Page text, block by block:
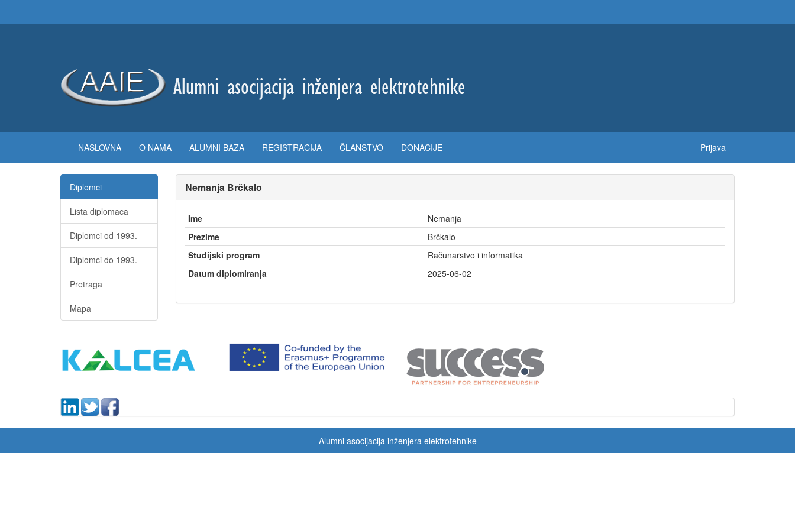
NASLOVNA O NAMA ALUMNI BAZA REGISTRACIJA ČLANSTVO DONACIJE Prijava
Diplomci
Lista diplomaca
Diplomci od 1993.
Diplomci do 1993.
Pretraga
Mapa
Nemanja Brčkalo
Ime
Nemanja
Prezime
Brčkalo
Studijski program
Računarstvo i informatika
Datum diplomiranja
2025-06-02
Alumni asocijacija inženjera elektrotehnike